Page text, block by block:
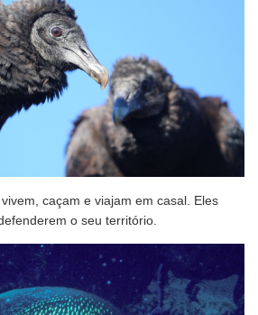
caçam e viajam em casal. Eles
o seu território.